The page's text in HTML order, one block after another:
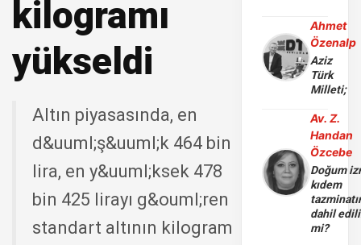
kilogramı
yükseldi
Altın piyasasında, en
d&uuml;ş&uuml;k 464 bin
lira, en y&uuml;ksek 478
bin 425 lirayı g&ouml;ren
standart altının kilogram
Ahmet
Özenalp
Aziz
Türk
Milleti;
Av. Z.
Handan
Özcebe
Doğum
kıdem
dahil
mi?